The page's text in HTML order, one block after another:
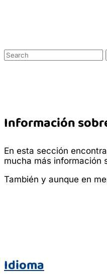
Buscar:
Información
En esta sección
mucha más información
También y aunque en
Idioma